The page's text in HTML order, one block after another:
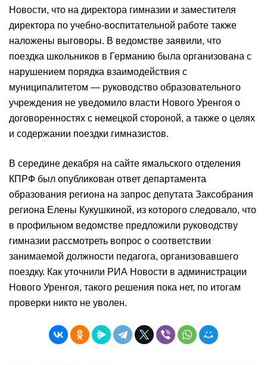
Новости, что на директора гимназии и заместителя
директора по учебно-воспитательной работе также
наложены выговоры. В ведомстве заявили, что
поездка школьников в Германию была организована с
нарушением порядка взаимодействия с
муниципалитетом — руководство образовательного
учреждения не уведомило власти Нового Уренгоя о
договоренностях с немецкой стороной, а также о целях
и содержании поездки гимназистов.
В середине декабря на сайте ямальского отделения
КПРФ был опубликован ответ департамента
образования региона на запрос депутата Заксобрания
региона Елены Кукушкиной, из которого следовало, что
в профильном ведомстве предложили руководству
гимназии рассмотреть вопрос о соответствии
занимаемой должности педагога, организовавшего
поездку. Как уточнили РИА Новости в администрации
Нового Уренгоя, такого решения пока нет, по итогам
проверки никто не уволен.